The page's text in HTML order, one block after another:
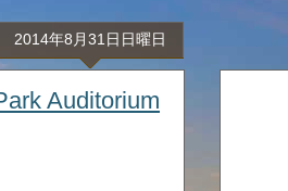
2014年8月31日日曜日
Auditorium